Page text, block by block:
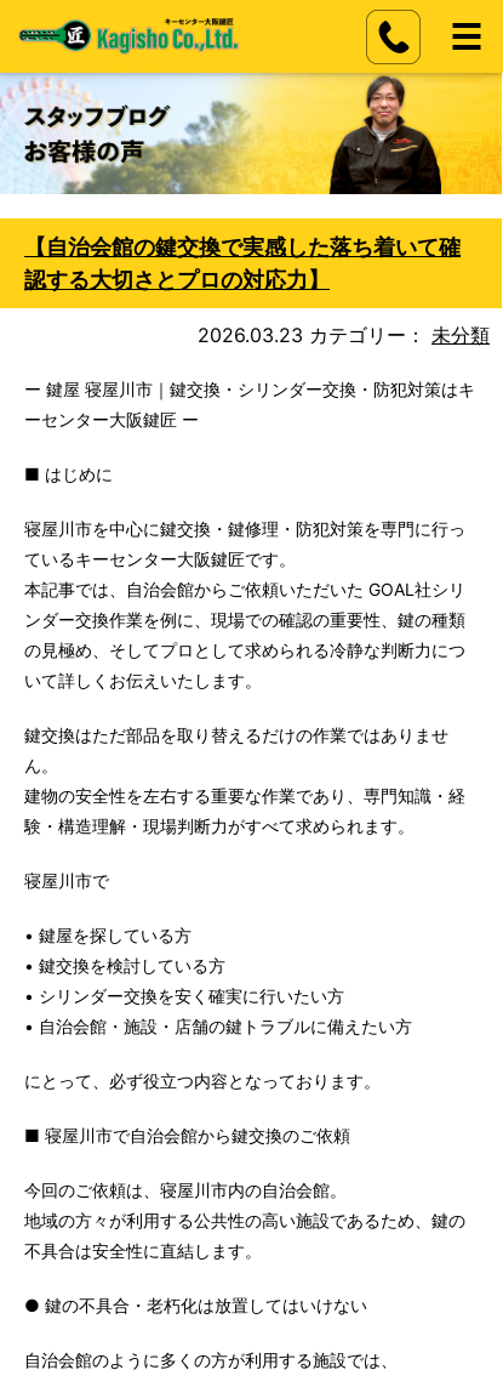
【自治会館の鍵交換で実感した落ち着いて確
認する大切さとプロの対応力】
2026.03.23 カテゴリー： 未分類
ー 鍵屋 寝屋川市｜鍵交換・シリンダー交換・防犯対策はキ
ーセンター大阪鍵匠 ー
■ はじめに
寝屋川市を中心に鍵交換・鍵修理・防犯対策を専門に行っ
ているキーセンター大阪鍵匠です。
本記事では、自治会館からご依頼いただいた GOAL社シリ
ンダー交換作業を例に、現場での確認の重要性、鍵の種類
の見極め、そしてプロとして求められる冷静な判断力につ
いて詳しくお伝えいたします。
鍵交換はただ部品を取り替えるだけの作業ではありませ
ん。
建物の安全性を左右する重要な作業であり、専門知識・経
験・構造理解・現場判断力がすべて求められます。
寝屋川市で
• 鍵屋を探している方
• 鍵交換を検討している方
• シリンダー交換を安く確実に行いたい方
• 自治会館・施設・店舗の鍵トラブルに備えたい方
にとって、必ず役立つ内容となっております。
■ 寝屋川市で自治会館から鍵交換のご依頼
今回のご依頼は、寝屋川市内の自治会館。
地域の方々が利用する公共性の高い施設であるため、鍵の
不具合は安全性に直結します。
● 鍵の不具合・老朽化は放置してはいけない
自治会館のように多くの方が利用する施設では、